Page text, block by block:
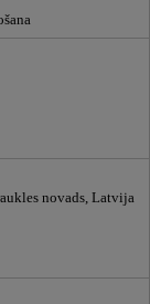
novads, Latvija